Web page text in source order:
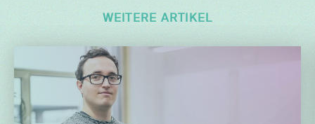
WEITERE ARTIKEL